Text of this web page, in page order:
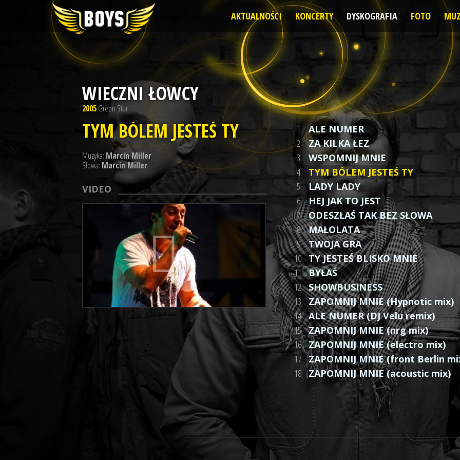
AKTUALNOŚCI KONCERTY DYSKOGRAFIA FOTO
WIECZNI ŁOWCY
2005Green Star
TYM BÓLEM JESTEŚ TY
Muzyka: Marcin Miller
Słowa: Marcin Miller
VIDEO
1.
ALE NUMER
2. ZA KILKA ŁEZ
3.
WSPOMNIJ MNIE
4.
TYM BÓLEM JESTEŚ TY
5.
LADY LADY
6. HEJ JAK TO JEST
7. ODESZŁAŚ TAK BEZ SŁOWA
8. MAŁOLATA
9. TWOJA GRA
10. TY JESTEŚ BLISKO MNIE
11. BYŁAŚ
12. SHOWBUSINESS
13. ZAPOMNIJ MNIE (Hypnotic mix)
14. ALE NUMER (DJ Velu remix)
15. ZAPOMNIJ MNIE (nrg mix)
16. ZAPOMNIJ MNIE (electro mix)
17. ZAPOMNIJ MNIE (front Berlin
18. ZAPOMNIJ MNIE (acoustic mix)